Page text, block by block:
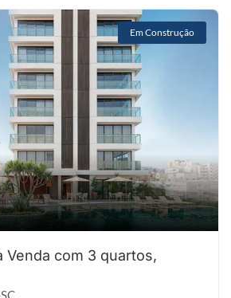
Em Construção
Venda com 3 quartos,